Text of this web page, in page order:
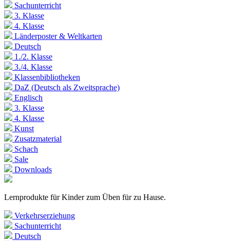
Sachunterricht
3. Klasse
4. Klasse
Länderposter & Weltkarten
Deutsch
1./2. Klasse
3./4. Klasse
Klassenbibliotheken
DaZ (Deutsch als Zweitsprache)
Englisch
3. Klasse
4. Klasse
Kunst
Zusatzmaterial
Schach
Sale
Downloads
Lernprodukte für Kinder zum Üben für zu Hause.
Verkehrserziehung
Sachunterricht
Deutsch